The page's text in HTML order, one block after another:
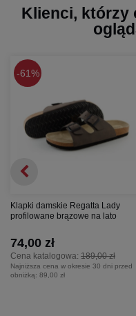
Klienci, którzy
61%
Klapki damskie Regatta Lady
profilowane brązowe na lato
Cena katalogowa: 189,00 zł
74,00 zł
Najniższa cena w okresie 30 dni przed
obniżką: 89,00 zł